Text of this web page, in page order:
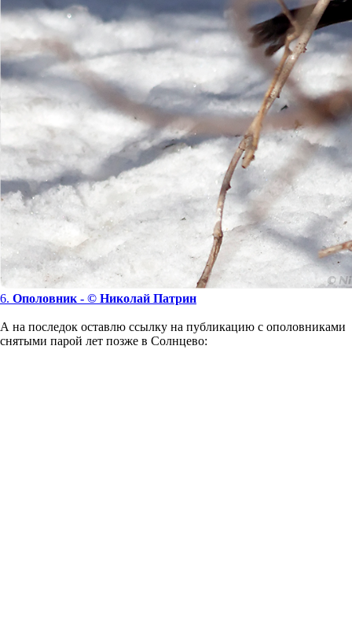
6. Ополовник - © Николай Патрин
А на последок оставлю ссылку на публикацию с ополовниками
снятыми парой лет позже в Солнцево: